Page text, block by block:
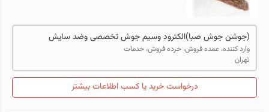
(جوشن جوش صبا)الکترود وسیم جوش تخصصی وضد سایش
وارد کننده، عمده فروش، خرده فروش، خدمات
تهران
درخواست خرید یا کسب اطلاعات بیشتر